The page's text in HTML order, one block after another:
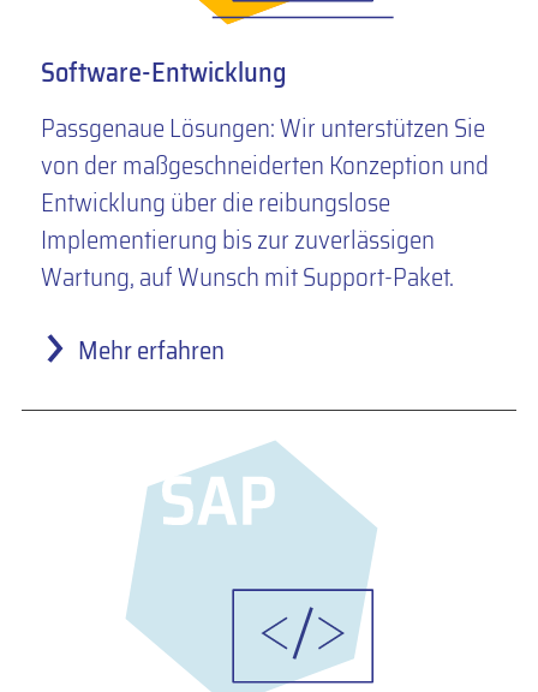
Software-Entwicklung
Passgenaue Lösungen: Wir unterstützen Sie
von der maßgeschneiderten Konzeption und
Entwicklung über die reibungslose
Implementierung bis zur zuverlässigen
Wartung, auf Wunsch mit Support-Paket.
Mehr erfahren